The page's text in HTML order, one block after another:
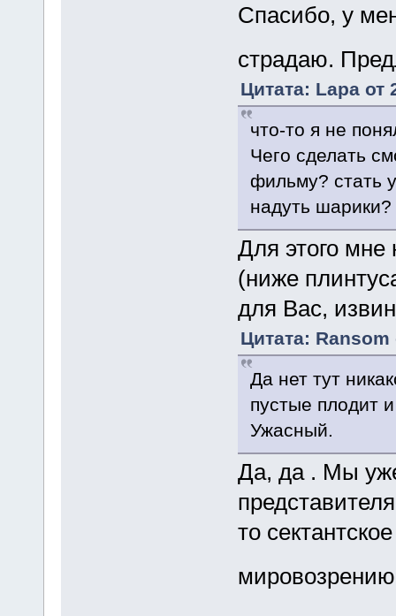
Спасибо, у
страдаю.
Цитата: Lapa от
что-то я не
Чего сделать
фильму? стать
надуть шарики?
Для этого мне
(ниже
для Вас,
Цитата:
Да нет тут
пустые плодит
Ужасный.
Да, да . Мы
то